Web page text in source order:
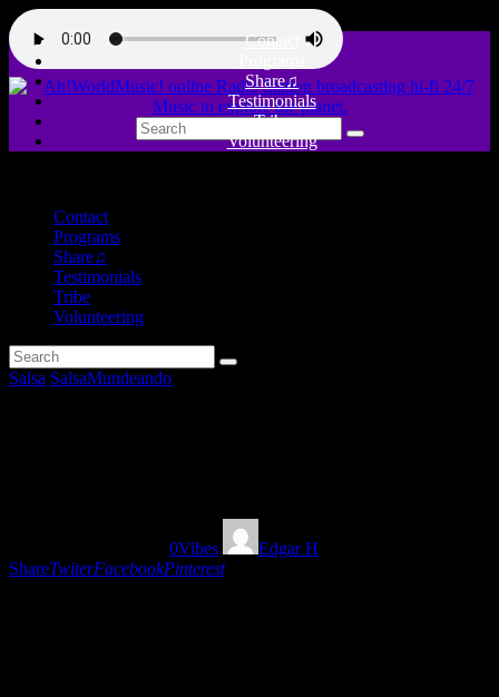
Contact
Share♫
Testimonials
Tribe
Volunteering
Contact
Programs
Share♫
Testimonials
Tribe
Volunteering
Salsa SalsaMundeando
0Vibes
Edgar H
ShareTwiterFacebookPinterest